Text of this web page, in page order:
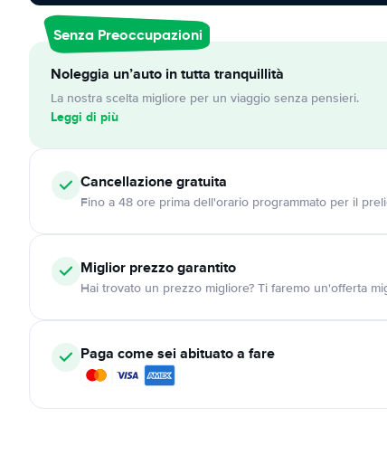
Senza Preoccupazioni
Noleggia un’auto in tutta tranquillità
La nostra scelta migliore per un viaggio senza pensieri.
Leggi di più
Cancellazionegratuita
Fino a 48 ore prima dell'orario programmato per il
Miglior prezzo garantito
Hai trovato un prezzo migliore? Ti faremo un'offerta
Paga come sei abituato a fare